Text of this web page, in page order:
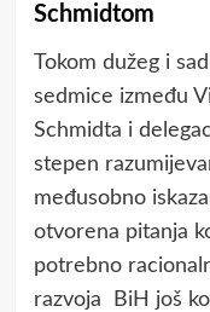
Schmidtom
Tokom dužeg i
sedmice između
Schmidta i
stepen
međusobno
otvorena pitanja
potrebno
razvoja BiH još